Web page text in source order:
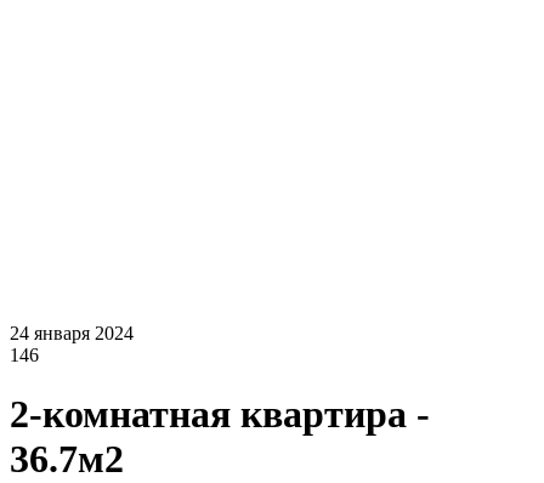
24 января 2024
146
2-комнатная квартира -
36.7м2